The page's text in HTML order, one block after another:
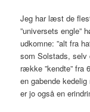
Jeg har læst de
”universets engle”
udkomne: ”alt fra
som Solstads, selv
række ”kendte” fra
en gabende
er jo også en